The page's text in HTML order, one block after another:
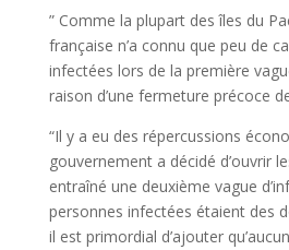
” Comme la plupart des îles du
française n’a connu que peu de
infectées lors de la première
raison d’une fermeture précoce
“Il y a eu des répercussions
gouvernement a décidé d’ouvrir
entraîné une deuxième vague
personnes infectées étaient des
il est primordial d’ajouter